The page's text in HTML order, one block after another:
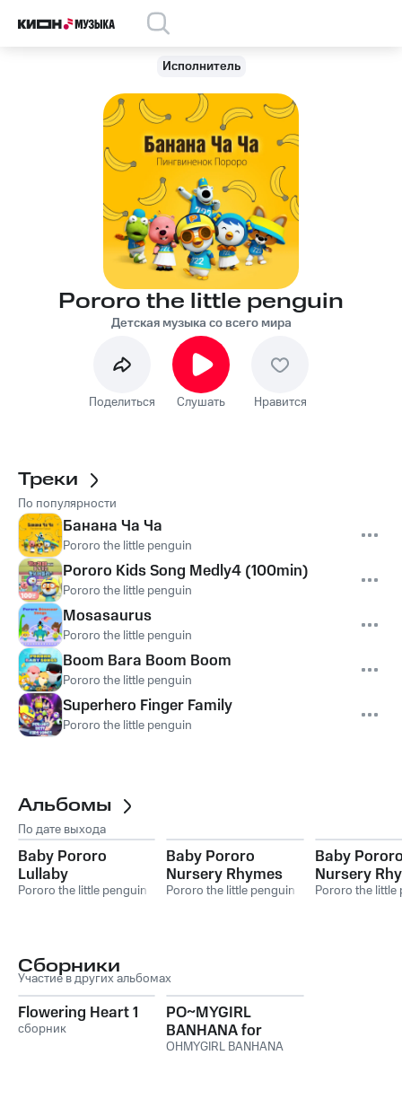
Исполнитель
Pororo the little penguin
Детская музыка со всего мира
Поделиться Слушать Нравится
Треки
По популярности
Банана Ча Ча
Pororo the little penguin
Pororo Kids Song Medly4 (100min)
Pororo the little penguin
Mosasaurus
Pororo the little penguin
Boom Bara Boom Boom
Pororo the little penguin
Superhero Finger Family
Pororo the little penguin
Альбомы
По дате выхода
Baby Pororo
Lullaby
Pororo the little penguin
Baby Pororo
Nursery Rhymes
NEW 3
Pororo the little penguin
Baby
Nursery
NEW 1
Pororo the little
Сборники
Участие в других альбомах
Flowering Heart 1
сборник
PO~MYGIRL
BANHANA for
Chistmas
OHMYGIRL BANHANA